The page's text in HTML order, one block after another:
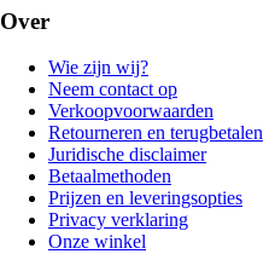
Over
Wie zijn wij?
Neem contact op
Verkoopvoorwaarden
Retourneren en terugbetalen
Juridische disclaimer
Betaalmethoden
Prijzen en leveringsopties
Privacy verklaring
Onze winkel